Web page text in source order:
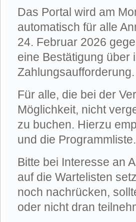
Das Portal wird am
automatisch für alle
24. Februar 2026
eine Bestätigung über
Zahlungsaufforderung.
Für alle, die bei der
Möglichkeit, nicht
zu buchen. Hierzu
und die Programmliste.
Bitte bei Interesse an
auf die Wartelisten
noch nachrücken,
oder nicht dran